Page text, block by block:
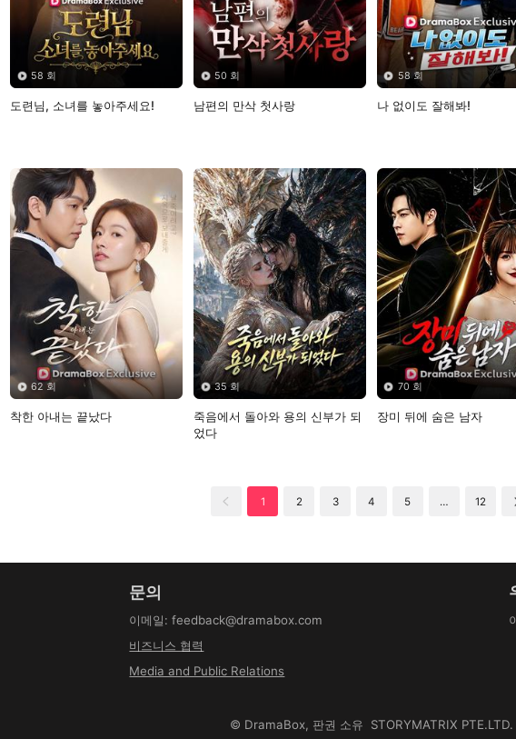
58 회
도련님, 소녀를 놓아주세요!
50 회
남편의 만삭 첫사랑
58 회
나 없이도 잘해봐!
62 회
착한 아내는 끝났다
35 회
죽음에서 돌아와 용의 신부가 되
었다
70 회
장미 뒤에 숨은 남자
1 2 3 4 5 … 12
문의
이메일:feedback@dramabox.com
비즈니스 협력
Media and Public Relations
© DramaBox, 판권 소유 STORYMATRIX PTE.LTD.